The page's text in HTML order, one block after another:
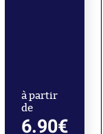
à partir
de
6.90€